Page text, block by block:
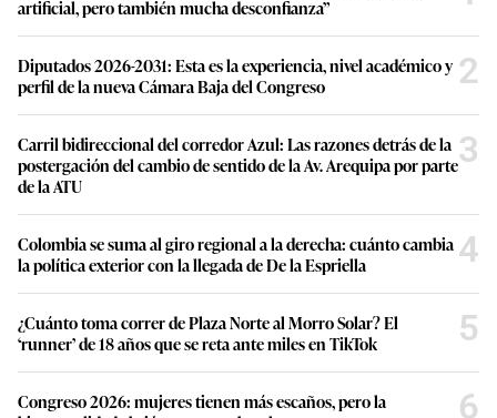
artificial, pero también mucha desconfianza”
Diputados 2026-2031: Esta es la experiencia, nivel académico y
perfil de la nueva Cámara Baja del Congreso
2
Carril bidireccional del corredor Azul: Las razones detrás de la
postergación del cambio de sentido de la Av. Arequipa por parte
de la ATU
3
Colombia se suma al giro regional a la derecha: cuánto cambia
la política exterior con la llegada de De la Espriella
4
¿Cuánto toma correr de Plaza Norte al Morro Solar? El
‘runner’ de 18 años que se reta ante miles en TikTok
5
Congreso 2026: mujeres tienen más escaños, pero la
6